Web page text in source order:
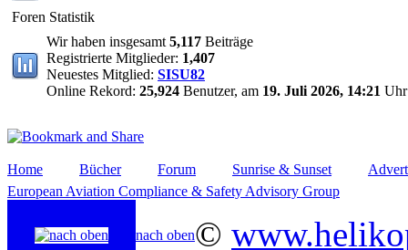
Foren Statistik
Wir haben insgesamt 5,117 Beiträge
Registrierte Mitglieder: 1,407
Neuestes Mitglied: SISU82
Online Rekord: 25,924 Benutzer, am 19. Juli 2026, 14:21 Uhr
Home Bücher Forum Sunrise & Sunset
European Aviation Compliance & Safety Advisory Group
nach oben©